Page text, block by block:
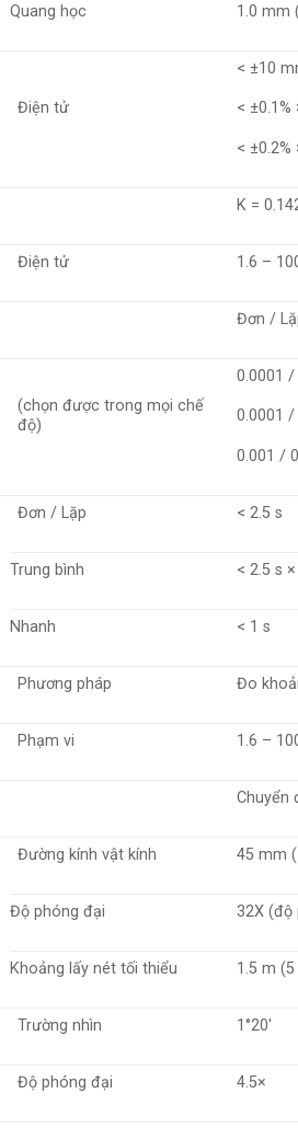
Quang học 1.0 mm
Điện tử
< ±10
<
<
K =
Điện tử 1.6 –
Đơn /
(chọn được trong mọi chế
độ)
0.0001
0.0001
0.001 /
Đơn / Lặp < 2.5 s
Trung bình < 2.5 s
Nhanh < 1 s
Phương pháp Đo
Phạm vi 1.6 –
Chuyển
Đường kính vật kính 45 mm
Độ phóng đại 32X (độ
Khoảng lấy nét tối thiểu 1.5 m
Trường nhìn 1°20′
Độ phóng đại 4.5×